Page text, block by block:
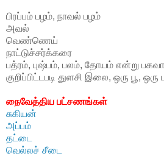
பிரப்பம் பழம், நாவல் பழம்
அவல்
வெண்ணெய்
நாட்டுச்சர்க்கரை
பத்ரம், புஷ்பம், பலம், தோயம் என்று
குறிப்பிட்டபடி துளசி இலை, ஒரு பூ, ஒரு
நைவேத்திய பட்சணங்கள்
சுகியன்
அப்பம்
தட்டை
வெல்லச் சீடை